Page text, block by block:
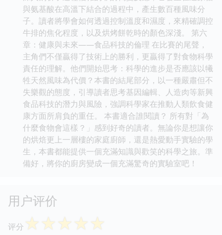
與氨基酸在高溫下結合的過程中，產生數百種風味分
子。讀者將學會如何透過控制溫度和濕度，來精確調控
牛排的焦化程度，以及烘烤餅乾時的顏色深淺。 第六
章：健康與未來——食品科技的倫理 在比賽的尾聲，
主角們不僅贏得了技術上的勝利，更贏得了對食物科學
責任的理解。他們開始思考：科學的進步是否應該以犧
牲天然風味為代價？本書的結尾部分，以一種嚴肅但不
失樂觀的態度，引導讀者思考基因編輯、人造肉等新興
食品科技的潛力與風險，強調科學家在推動人類飲食健
康方面所肩負的重任。 本書適合誰閱讀？ 所有對「為
什麼食物會這樣？」感到好奇的讀者。無論你是想讓你
的烘焙更上一層樓的家庭廚師，還是熱愛動手實驗的學
生，本書都能提供一個充滿知識與歡笑的科學之旅。準
備好，將你的廚房變成一個充滿驚奇的實驗室吧！
用户评价
评分 ☆☆☆☆☆